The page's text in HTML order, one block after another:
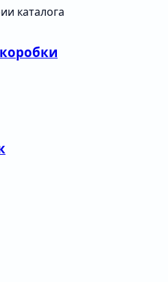
каталога